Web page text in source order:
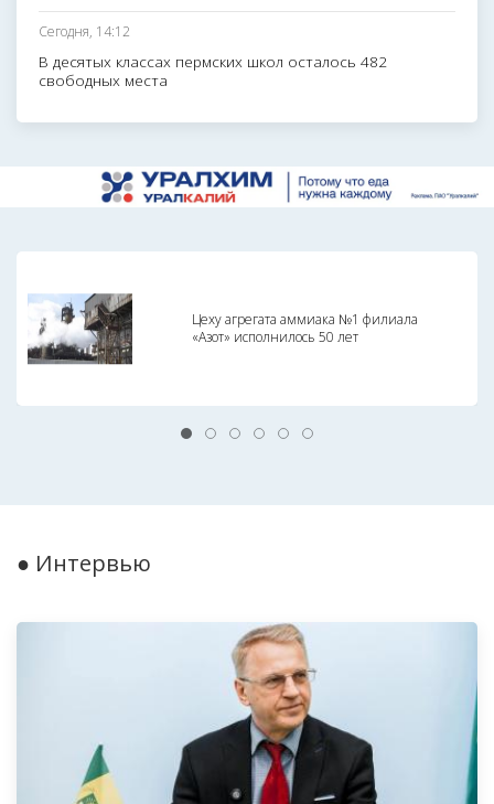
Сегодня, 14:12
В десятых классах пермских школ осталось 482
свободных места
Цеху агрегата аммиака №1 филиала
«Азот» исполнилось 50 лет
● Интервью